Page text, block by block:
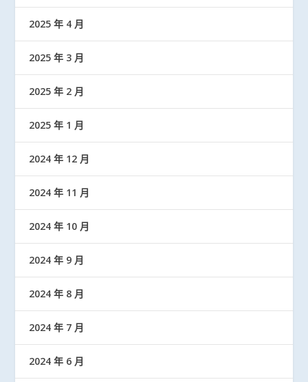
2025 年 4 月
2025 年 3 月
2025 年 2 月
2025 年 1 月
2024 年 12 月
2024 年 11 月
2024 年 10 月
2024 年 9 月
2024 年 8 月
2024 年 7 月
2024 年 6 月